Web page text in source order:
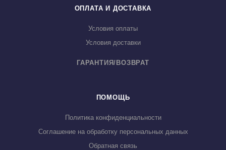
ОПЛАТА И ДОСТАВКА
Условия оплаты
Условия доставки
ГАРАНТИЯ/ВОЗВРАТ
ПОМОЩЬ
Политика конфиденциальности
Соглашение на обработку персональных данных
Обратная связь